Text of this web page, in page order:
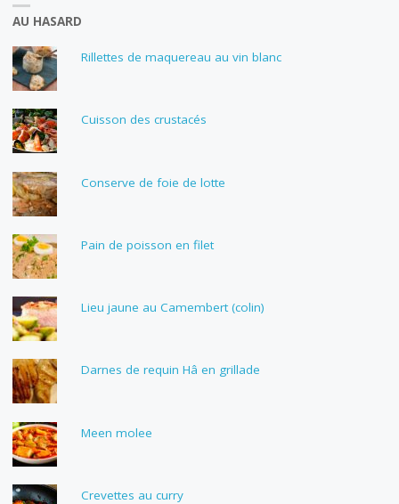
AU HASARD
Rillettes de maquereau au vin blanc
Cuisson des crustacés
Conserve de foie de lotte
Pain de poisson en filet
Lieu jaune au Camembert (colin)
Darnes de requin Hâ en grillade
Meen molee
Crevettes au curry